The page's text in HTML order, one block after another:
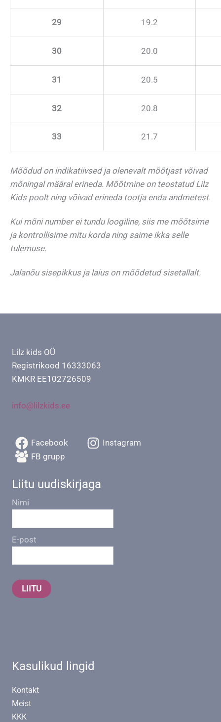
29 19.2
30 20.0
31 20.5
32 20.8
33 21.7
Mõõdud on indikatiivsed ja olenevalt mõõtjast võivad
mõningal määral erineda. Mõõtmine on teostatud Lilz
Kids poolt ning võivad erineda tootja enda andmetest.
Kui mõni number ei tundu loogiline, siis me mõõtsime
ja kontrollisime mitu korda ning saime ikka selle
tulemuse.
Jalanõu sisepikkus ja laius on mõõdetud sisetallalt.
Lilz kids OÜ
Registrikood 16333063
KMKR EE102726509
info@lilzkids.ee
Facebook
Instagram
FB grupp
Liitu uudiskirjaga
Nimi
E-post
LIITU
Kasulikud lingid
Kontakt
Meist
KKK